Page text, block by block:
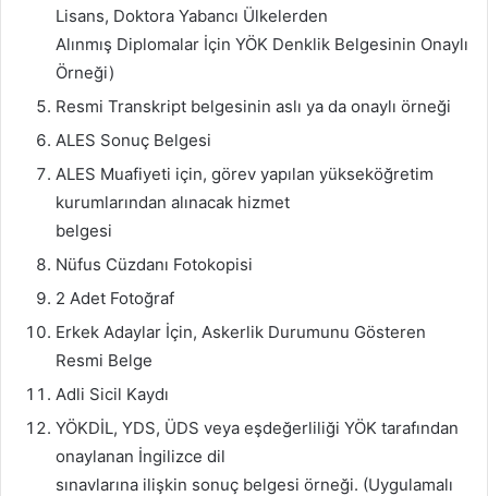
Lisans, Doktora Yabancı Ülkelerden
Alınmış Diplomalar İçin YÖK Denklik Belgesinin Onaylı
Örneği)
Resmi Transkript belgesinin aslı ya da onaylı örneği
ALES Sonuç Belgesi
ALES Muafiyeti için, görev yapılan yükseköğretim
kurumlarından alınacak hizmet
belgesi
Nüfus Cüzdanı Fotokopisi
2 Adet Fotoğraf
Erkek Adaylar İçin, Askerlik Durumunu Gösteren
Resmi Belge
Adli Sicil Kaydı
YÖKDİL, YDS, ÜDS veya eşdeğerliliği YÖK tarafından
onaylanan İngilizce dil
sınavlarına ilişkin sonuç belgesi örneği. (Uygulamalı